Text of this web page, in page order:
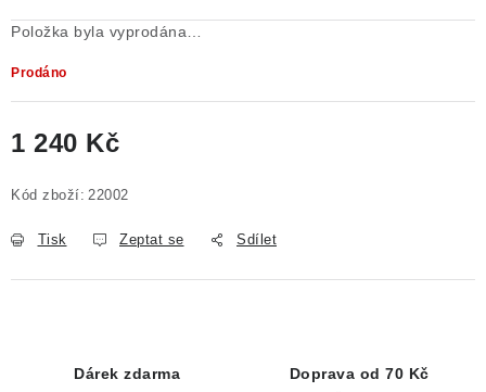
Položka byla vyprodána…
Prodáno
1 240 Kč
Kód zboží: 22002
Tisk Zeptat se Sdílet
Dárek zdarma Doprava od 70 Kč